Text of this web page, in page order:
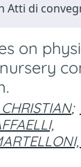
Atti di
on
;